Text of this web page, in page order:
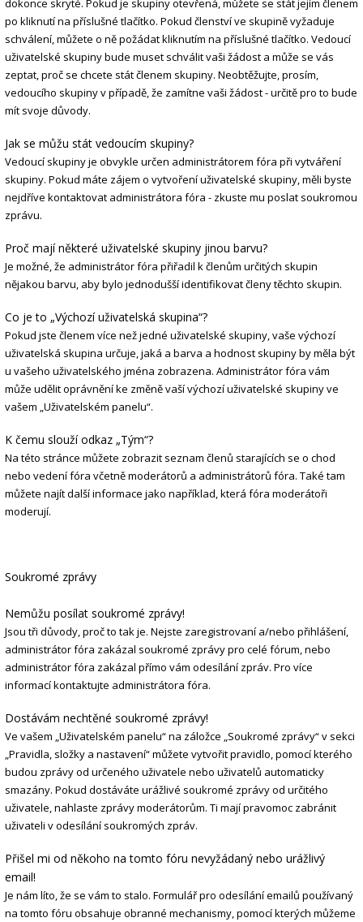
dokonce skryté. Pokud je skupiny otevřená, můžete se stát jejím členem
po kliknutí na příslušné tlačítko. Pokud členství ve skupině vyžaduje
schválení, můžete o ně požádat kliknutím na příslušné tlačítko. Vedoucí
uživatelské skupiny bude muset schválit vaši žádost a může se vás
zeptat, proč se chcete stát členem skupiny. Neobtěžujte, prosím,
vedoucího skupiny v případě, že zamítne vaši žádost - určitě pro to bude
mít svoje důvody.
Jak se můžu stát vedoucím skupiny?
Vedoucí skupiny je obvykle určen administrátorem fóra při vytváření
skupiny. Pokud máte zájem o vytvoření uživatelské skupiny, měli byste
nejdříve kontaktovat administrátora fóra - zkuste mu poslat soukromou
zprávu.
Proč mají některé uživatelské skupiny jinou barvu?
Je možné, že administrátor fóra přiřadil k členům určitých skupin
nějakou barvu, aby bylo jednodušší identifikovat členy těchto skupin.
Co je to „Výchozí uživatelská skupina“?
Pokud jste členem více než jedné uživatelské skupiny, vaše výchozí
uživatelská skupina určuje, jaká a barva a hodnost skupiny by měla být
u vašeho uživatelského jména zobrazena. Administrátor fóra vám
může udělit oprávnění ke změně vaší výchozí uživatelské skupiny ve
vašem „Uživatelském panelu“.
K čemu slouží odkaz „Tým“?
Na této stránce můžete zobrazit seznam členů starajících se o chod
nebo vedení fóra včetně moderátorů a administrátorů fóra. Také tam
můžete najít další informace jako například, která fóra moderátoři
moderují.
Soukromé zprávy
Nemůžu posílat soukromé zprávy!
Jsou tři důvody, proč to tak je. Nejste zaregistrovaní a/nebo přihlášení,
administrátor fóra zakázal soukromé zprávy pro celé fórum, nebo
administrátor fóra zakázal přímo vám odesílání zpráv. Pro více
informací kontaktujte administrátora fóra.
Dostávám nechtěné soukromé zprávy!
Ve vašem „Uživatelském panelu“ na záložce „Soukromé zprávy“ v sekci
„Pravidla, složky a nastavení“ můžete vytvořit pravidlo, pomocí kterého
budou zprávy od určeného uživatele nebo uživatelů automaticky
smazány. Pokud dostáváte urážlivé soukromé zprávy od určitého
uživatele, nahlaste zprávy moderátorům. Ti mají pravomoc zabránit
uživateli v odesílání soukromých zpráv.
Přišel mi od někoho na tomto fóru nevyžádaný nebo urážlivý
email!
Je nám líto, že se vám to stalo. Formulář pro odesílání emailů používaný
na tomto fóru obsahuje obranné mechanismy, pomocí kterých můžeme